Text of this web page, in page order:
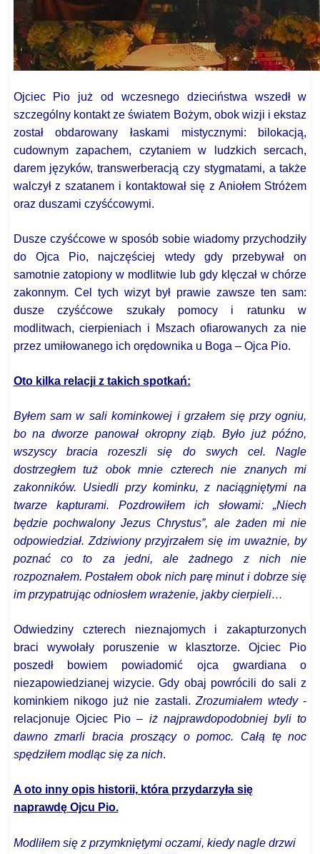
Ojciec Pio już od wczesnego dzieciństwa wszedł w
szczególny kontakt ze światem Bożym, obok wizji i ekstaz
został obdarowany łaskami mistycznymi: bilokacją,
cudownym zapachem, czytaniem w ludzkich sercach,
darem języków, transwerberacją czy stygmatami, a także
walczył z szatanem i kontaktował się z Aniołem Stróżem
oraz duszami czyśćcowymi.
Dusze czyśćcowe w sposób sobie wiadomy przychodziły
do Ojca Pio, najczęściej wtedy gdy przebywał on
samotnie zatopiony w modlitwie lub gdy klęczał w chórze
zakonnym. Cel tych wizyt był prawie zawsze ten sam:
dusze czyśćcowe szukały pomocy i ratunku w
modlitwach, cierpieniach i Mszach ofiarowanych za nie
przez umiłowanego ich orędownika u Boga – Ojca Pio.
Oto kilka relacji z takich spotkań:
Byłem sam w sali kominkowej i grzałem się przy ogniu,
bo na dworze panował okropny ziąb. Było już późno,
wszyscy bracia rozeszli się do swych cel. Nagle
dostrzegłem tuż obok mnie czterech nie znanych mi
zakonników. Usiedli przy kominku, z naciągniętymi na
twarze kapturami. Pozdrowiłem ich słowami: „Niech
będzie pochwalony Jezus Chrystus”, ale żaden mi nie
odpowiedział. Zdziwiony przyjrzałem się im uważnie, by
poznać co to za jedni, ale żadnego z nich nie
rozpoznałem. Postałem obok nich parę minut i dobrze się
im przypatrując odniosłem wrażenie, jakby cierpieli…
Odwiedziny czterech nieznajomych i zakapturzonych
braci wywołały poruszenie w klasztorze. Ojciec Pio
poszedł bowiem powiadomić ojca gwardiana o
niezapowiedzianej wizycie. Gdy obaj powrócili do sali z
kominkiem nikogo już nie zastali.Zrozumiałem wtedy-
relacjonuje Ojciec Pio – iż najprawdopodobniej byli to
dawno zmarli bracia proszący o pomoc. Całą tę noc
spędziłem modląc się za nich.
A oto inny opis historii, która przydarzyła się
naprawdę Ojcu Pio.
Modliłem się z przymkniętymi oczami, kiedy nagle drzwi